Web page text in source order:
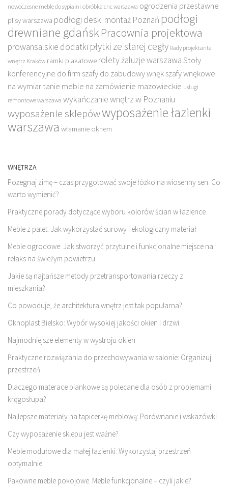
nowoczesne meble do sypialni obróbka cnc warszawa ogrodzenia przestawne
plisy warszawa podłogi deski montaż Poznań podłogi
drewniane gdańskPracownia projektowa
prowansalskie dodatki płytki ze starej cegły Rady projektanta
wnętrz Kraków ramki plakatowe rolety żaluzje warszawa Stoły
konferencyjne do firm szafy do zabudowy wnęk szafy wnękowe
na wymiar tanie meble na zamówienie mazowieckie usługi
remontowe warszawa wykańczanie wnętrz w Poznaniu
wyposażenie sklepówwyposażenie łazienki
warszawa włamanie oknem
WNĘTRZA
Pożegnaj zimę – czas przygotować swoje łóżko na wiosenny sen. Co
warto wymienić?
Praktyczne porady dotyczące wyboru kolorów ścian w łazience
Meble z palet: Jak wykorzystać surowy i ekologiczny materiał
Meble ogrodowe: Jak stworzyć przytulne i funkcjonalne miejsce na
relaks na świeżym powietrzu
Jakie są najtańsze metody przetransportowania rzeczy z
mieszkania?
Co powoduje, że architektura wnętrz jest tak popularna?
Oknoplast Bielsko: Wybór wysokiej jakości okien i drzwi
Najmodniejsze elementy w wystroju okien
Praktyczne rozwiązania do przechowywania w salonie: Organizuj
przestrzeń
Dlaczego materace piankowe są polecane dla osób z problemami
kręgosłupa?
Najlepsze materiały na tapicerkę meblową: Porównanie i wskazówki
Czy wyposażenie sklepu jest ważne?
Meble modułowe dla małej łazienki: Wykorzystaj przestrzeń
optymalnie
Pakowne meble pokojowe. Meble funkcjonalne – czyli jakie?